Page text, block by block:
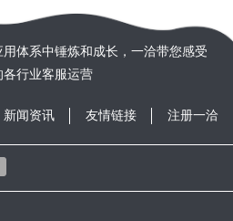
体系中锤炼和成长，一洽带您感受
各行业客服运营
新闻资讯 友情链接 注册一洽